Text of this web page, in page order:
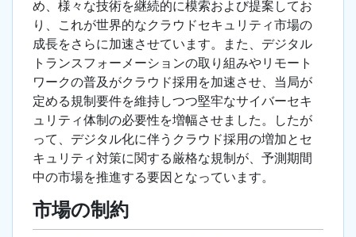
め、様々な技術を継続的に模索および提案してお
り、これが世界的なクラウドセキュリティ市場の
成長をさらに加速させています。また、デジタル
トランスフォーメーションの取り組みやリモート
ワークの普及がクラウド採用を加速させ、当局が
定める規制要件を維持しつつ堅牢なサイバーセキ
ュリティ体制の必要性を増幅させました。したが
って、デジタル化に伴うクラウド採用の増加とセ
キュリティ対策に関する厳格な規制が、予測期間
中の市場を推進する要因となっています。
市場の制約